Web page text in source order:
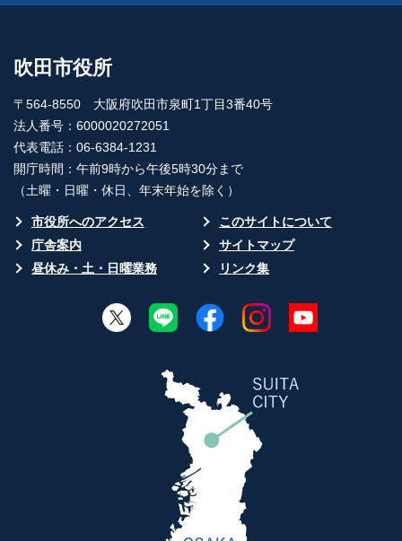
吹田市役所
〒564-8550 大阪府吹田市泉町1丁目3番40号
法人番号：6000020272051
代表電話：06-6384-1231
開庁時間：午前9時から午後5時30分まで
（土曜・日曜・休日、年末年始を除く）
市役所へのアクセス
このサイトについて
庁舎案内
サイトマップ
昼休み・土・日曜業務
リンク集